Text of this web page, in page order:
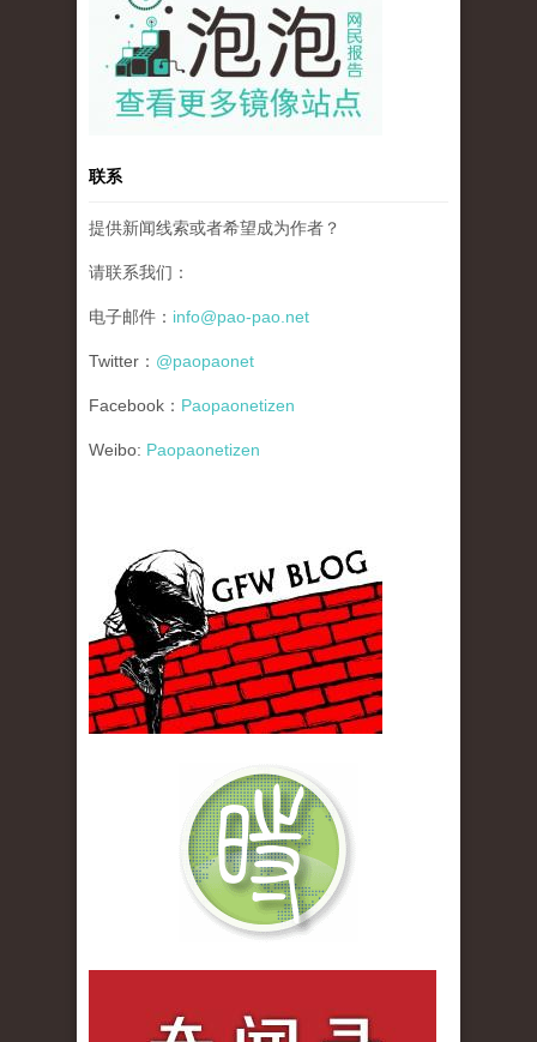
联系
提供新闻线索或者希望成为作者？
请联系我们：
电子邮件： info@pao-pao.net
Twitter： @paopaonet
Facebook： Paopaonetizen
Weibo: Paopaonetizen
gfw_blog_small.jpg